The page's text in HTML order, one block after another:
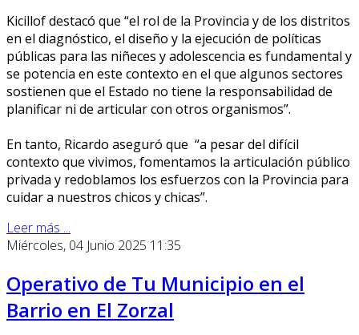
Kicillof destacó que “el rol de la Provincia y de los distritos
en el diagnóstico, el diseño y la ejecución de políticas
públicas para las niñeces y adolescencia es fundamental y
se potencia en este contexto en el que algunos sectores
sostienen que el Estado no tiene la responsabilidad de
planificar ni de articular con otros organismos”.
En tanto, Ricardo aseguró que “a pesar del difícil
contexto que vivimos, fomentamos la articulación público
privada y redoblamos los esfuerzos con la Provincia para
cuidar a nuestros chicos y chicas”.
Leer más ...
Miércoles, 04 Junio 2025 11:35
Operativo de Tu Municipio en el
Barrio en El Zorzal